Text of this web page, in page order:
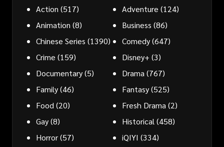
Action (517) Adventure (124)
Animation (8) Business (86)
Chinese Series (1390) Comedy(647)
Crime (159) Disney+ (3)
Documentary(5) Drama (767)
Family(46) Fantasy(525)
Food (20) Fresh Drama (2)
Gay(8) Historical (458)
Horror(57) iQIYI (334)